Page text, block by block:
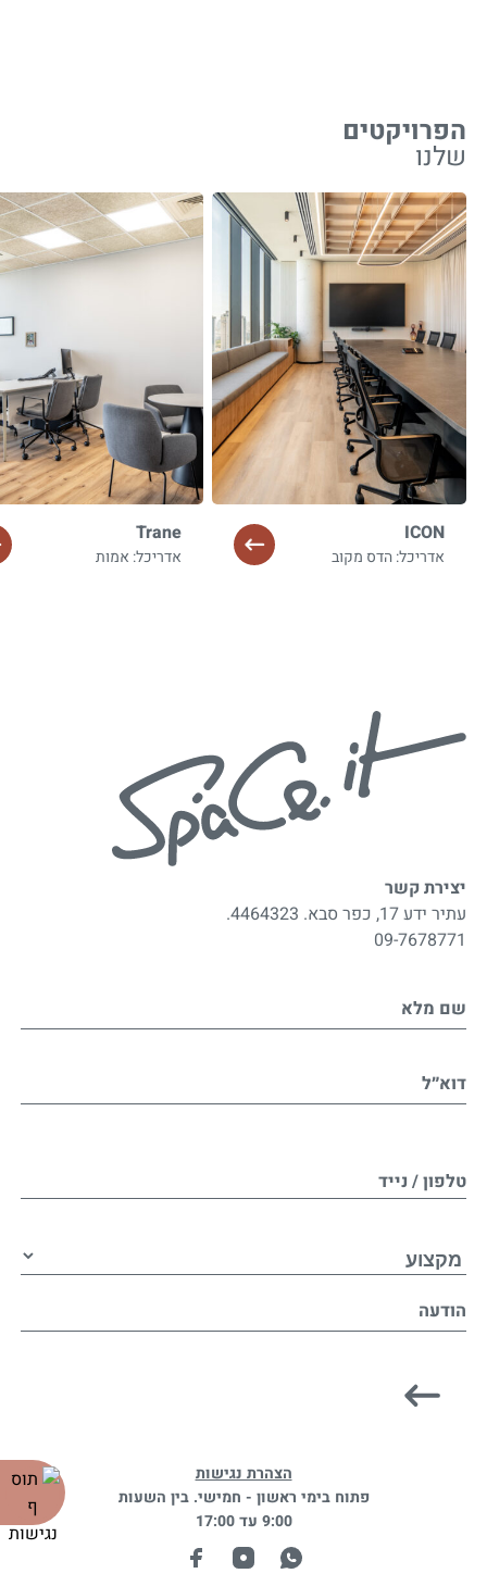
הפרויקטים
שלנו
ICON
אדריכל: הדס מקוב
Trane
אדריכל: אמות
יצירת קשר
עתיר ידע 17, כפר סבא. 4464323.
09-7678771
שם מלא
דוא״ל
טלפון / נייד
הודעה
הצהרת נגישות
פתוח בימי ראשון - חמישי. בין השעות
9:00 עד 17:00